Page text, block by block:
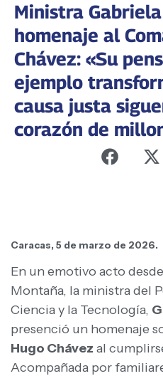
Ministra
homenaje al
Chávez: «Su
ejemplo
causa justa
corazón de
Caracas, 5 de marzo de 2026.
En un emotivo acto
Montaña, la ministra del
Ciencia y la Tecnología,
presenció un homenaje
Hugo Chávez al
Acompañada por